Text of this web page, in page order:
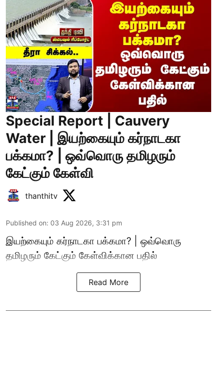
Special Report | Cauvery
Water | இயற்கையும் கர்நாடகா
பக்கமா? | ஒவ்வொரு தமிழரும்
கேட்கும் கேள்வி
thanthitv
Published on: 03 Aug 2026, 3:31 pm
இயற்கையும் கர்நாடகா பக்கமா? | ஒவ்வொரு
தமிழரும் கேட்கும் கேள்விக்கான பதில்
Read More